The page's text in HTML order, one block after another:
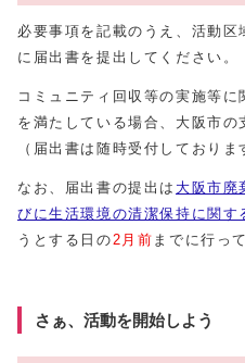
必要事項を記載のうえ、活動区
に届出書を提出してください。
コミュニティ回収等の実施等
を満たしている場合、大阪市の
（届出書は随時受付しておりま
なお、届出書の提出は 大阪市廃
びに生活環境の清潔保持に関す
うとする日の2月前 までに行っ
さぁ、活動を開始しよう